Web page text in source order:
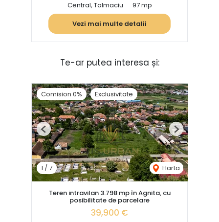
Central, Talmaciu
97 mp
Vezi mai multe detalii
Te-ar putea interesa și:
Comision 0% Exclusivitate
1 / 7 Harta
Previous Next
Teren intravilan 3.798 mp în Agnita, cu
posibilitate de parcelare
39,900 €